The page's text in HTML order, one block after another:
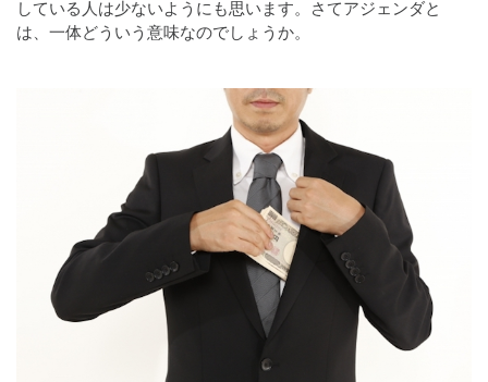
している人は少ないようにも思います。さてアジェンダと
は、一体どういう意味なのでしょうか。